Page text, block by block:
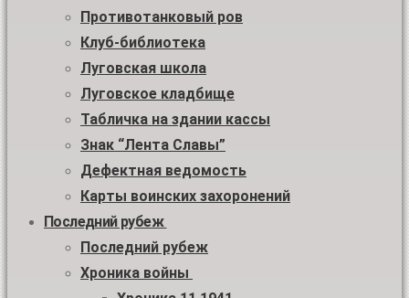
Противотанковый ров
Клуб-библиотека
Луговская школа
Луговское кладбище
Табличка на здании кассы
Знак “Лента Славы”
Дефектная ведомость
Карты воинских захоронений
Последний рубеж
Последний рубеж
Хроника войны